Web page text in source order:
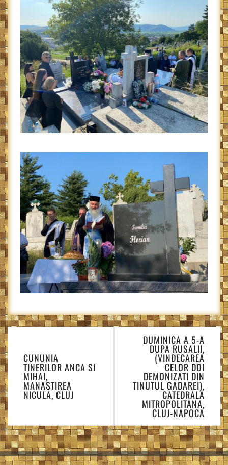
Navigare
în
articole
CUNUNIA
TINERILOR ANCA SI
MIHAI,
MANASTIREA
NICULA, CLUJ
DUMINICA A 5-A
DUPA RUSALII,
(VINDECAREA
CELOR DOI
DEMONIZATI DIN
TINUTUL GADAREI),
CATEDRALA
MITROPOLITANA,
CLUJ-NAPOCA